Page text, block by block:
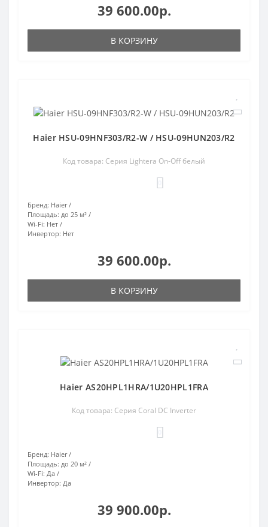
39 600.00р.
В КОРЗИНУ
Haier HSU-09HNF303/R2-W / HSU-09HUN203/R2
Код товара: Серия Lightera On-Off белый
Бренд: Haier
Площадь: до 25 м²
Wi-Fi: Нет
Инвертор: Нет
39 600.00р.
В КОРЗИНУ
Haier AS20HPL1HRA/1U20HPL1FRA
Код товара: Серия Coral DC Inverter
Бренд: Haier
Площадь: до 20 м²
Wi-Fi: Да
Инвертор: Да
39 900.00р.